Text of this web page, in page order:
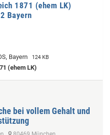
1871 (ehem LK)
Bayern
Bayern 124 KB
(ehem LK)
bei vollem Gehalt und